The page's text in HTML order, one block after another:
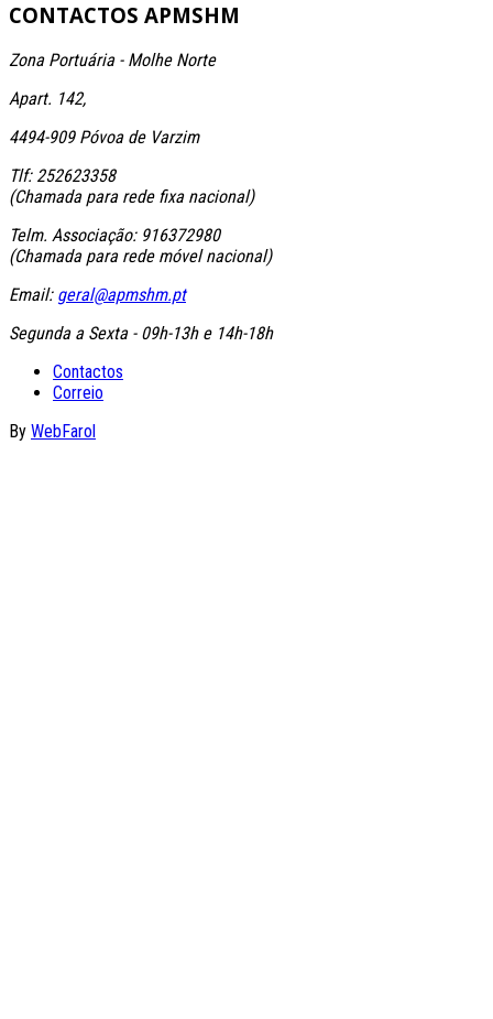
CONTACTOS APMSHM
Zona Portuária - Molhe Norte
Apart. 142,
4494-909 Póvoa de Varzim
Tlf: 252623358
(Chamada para rede fixa nacional)
Telm. Associação: 916372980
(Chamada para rede móvel nacional)
Email: geral@apmshm.pt
Segunda a Sexta - 09h-13h e 14h-18h
Contactos
Correio
By WebFarol